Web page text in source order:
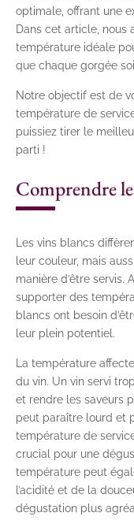
optimale, offrant une
Dans cet article, nous
température idéale
que chaque gorgée
Notre objectif est de
température de
puissiez tirer le
parti !
Comprendre
Les vins blancs
leur couleur, mais
manière d’être servis.
supporter des
blancs ont besoin
leur plein potentiel.
La température
du vin. Un vin servi
et rendre les saveurs
peut paraître lourd et
température de
crucial pour une
température peut
l’acidité et de la
dégustation plus